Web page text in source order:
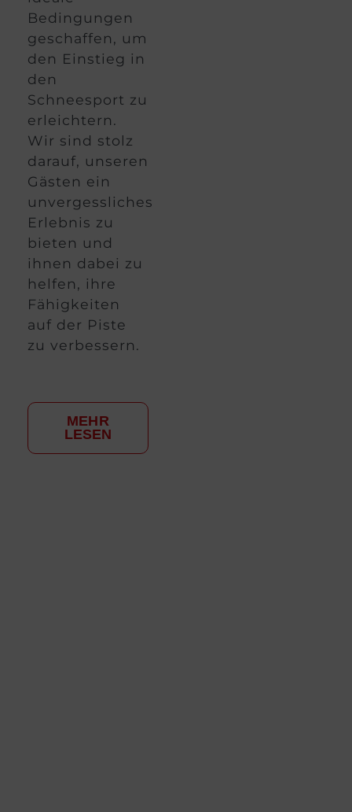
Bedingungen
geschaffen, um
den Einstieg in
den
Schneesport zu
erleichtern.
Wir sind stolz
darauf, unseren
Gästen ein
unvergessliches
Erlebnis zu
bieten und
ihnen dabei zu
helfen, ihre
Fähigkeiten
auf der Piste
zu verbessern.
MEHR
LESEN